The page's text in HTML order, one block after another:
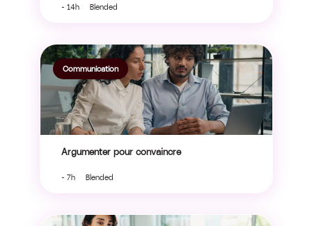
- 14h Blended
Communication
Argumenter pour convaincre
- 7h Blended